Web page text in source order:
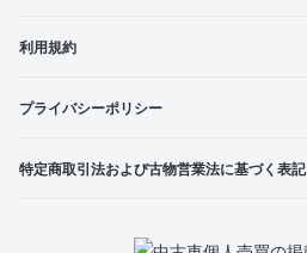
利用規約
プライバシーポリシー
特定商取引法および古物営業法に基づく表記